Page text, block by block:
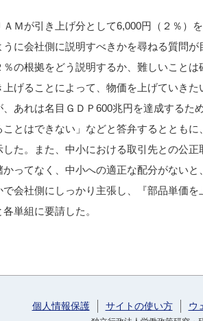
Ｍが引き上げ分として6,000円（２％）
に会社側に説明すべきかを尋ねる質問
の根拠をどう説明するか、難しいことは
げることによって、物価を上げていき
あれは名目ＧＤＰ600兆円を達成するた
とはできない」などと答弁するとともに
た。また、中小における取引先との公
ってなく、中小への適正な配分がない
会社側にしっかり主張し、『部品単価を
単組に要請した。
個人情報保護 サイトの使い方 ウ